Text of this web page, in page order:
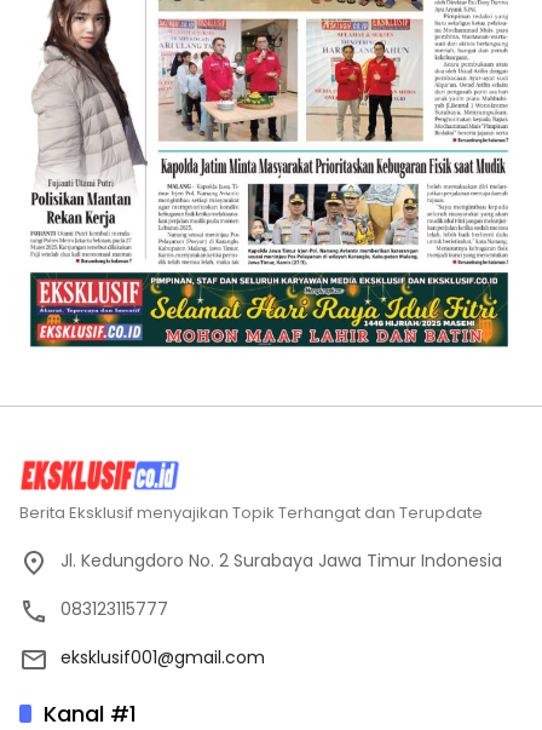
Berita Eksklusif menyajikan Topik Terhangat dan Terupdate
Jl. Kedungdoro No. 2 Surabaya Jawa Timur Indonesia
083123115777
eksklusif001@gmail.com
Kanal #1